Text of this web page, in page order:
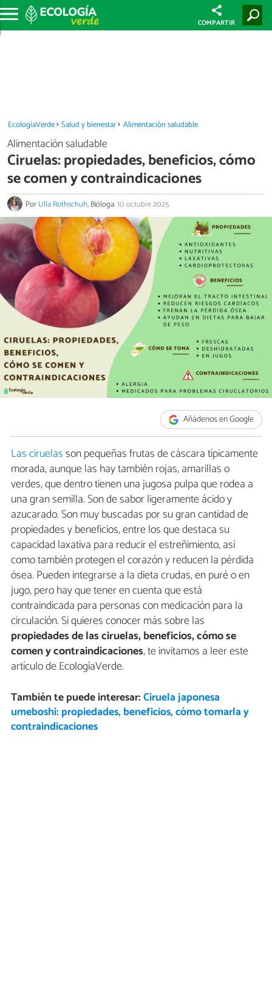
COMPARTIR
EcologíaVerde Salud y bienestar Alimentación saludable
Alimentación saludable
Ciruelas: propiedades, beneficios, cómo
se comen y contraindicaciones
PorUlla Rothschuh, Bióloga.10 octubre 2025
Añádenos en Google
Las ciruelasson pequeñas frutas de cáscara típicamente
morada, aunque las hay también rojas, amarillas o
verdes, que dentro tienen una jugosa pulpa que rodea a
una gran semilla. Son de sabor ligeramente ácido y
azucarado. Son muy buscadas por su gran cantidad de
propiedades y beneficios, entre los que destaca su
capacidad laxativa para reducir el estreñimiento, así
como también protegen el corazón y reducen la pérdida
ósea. Pueden integrarse a la dieta crudas, en puré o en
jugo, pero hay que tener en cuenta que está
contraindicada para personas con medicación para la
circulación. Si quieres conocer más sobre las
propiedades de las ciruelas, beneficios, cómo se
comen y contraindicaciones, te invitamos a leer este
artículo de EcologíaVerde.
También te puede interesar:Ciruela japonesa
umeboshi: propiedades, beneficios, cómo tomarla y
contraindicaciones